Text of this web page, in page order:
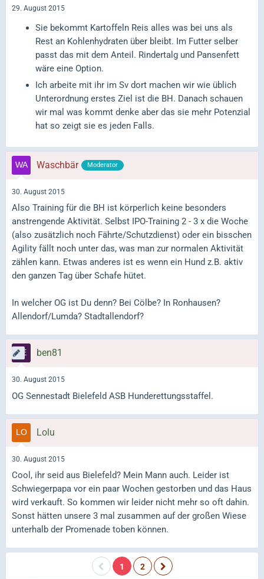
29. August 2015
Sie bekommt Kartoffeln Reis alles was bei uns als
Rest an Kohlenhydraten über bleibt. Im Futter selber
passt das mit dem Anteil. Rindertalg und Pansenfett
wäre eine Option.
Ich arbeite mit ihr im Sv dort machen wir wie üblich
Unterordnung erstes Ziel ist die BH. Danach schauen
wir mal was kommt denke aber das sie mehr Potenzial
hat so zeigt sie es jeden Falls.
Waschbär Moderator
30. August 2015
Also Training für die BH ist körperlich keine besonders
anstrengende Aktivität. Selbst IPO-Training 2 - 3 x die Woche
(also zusätzlich noch Fährte/Schutzdienst) oder ein bisschen
Agility fällt noch unter das, was man zur normalen Aktivität
zählen kann. Etwas anderes ist es wenn ein Hund z.B. aktiv
den ganzen Tag über Schafe hütet.
In welcher OG ist Du denn? Bei Cölbe? In Ronhausen?
Allendorf/Lumda? Stadtallendorf?
ben81
30. August 2015
OG Sennestadt Bielefeld ASB Hunderettungsstaffel.
Lolu
30. August 2015
Cool, ihr seid aus Bielefeld? Mein Mann auch. Leider ist
Schwiegerpapa vor ein paar Wochen gestorben und das Haus
wird verkauft. So kommen wir leider nicht mehr so oft dahin.
Sonst hätten unsere 3 mal zusammen auf der großen Wiese
unterhalb der Promenade toben können.
1 2